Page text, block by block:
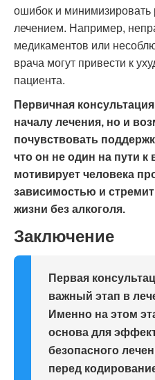
ошибок и минимизировать
лечением. Например,
медикаментов или
врача могут привести к
пациента.
Первичная
началу лечения, но и
почувствовать
что он не один на пути
мотивирует человека
зависимостью и
жизни без алкоголя.
Заключение
Первая
важный этап в
Именно на этом
основа для
безопасного
перед